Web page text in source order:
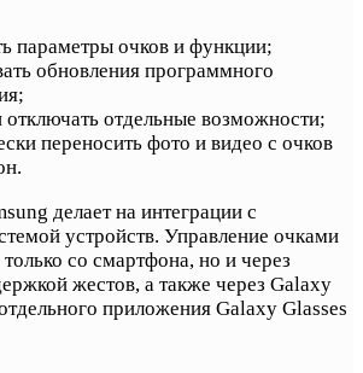
параметры очков и функции;
обновления программного
отключать отдельные возможности;
переносить фото и видео с очков
делает на интеграции с
устройств. Управление очками
со смартфона, но и через
жестов, а также через Galaxy
приложения Galaxy Glasses